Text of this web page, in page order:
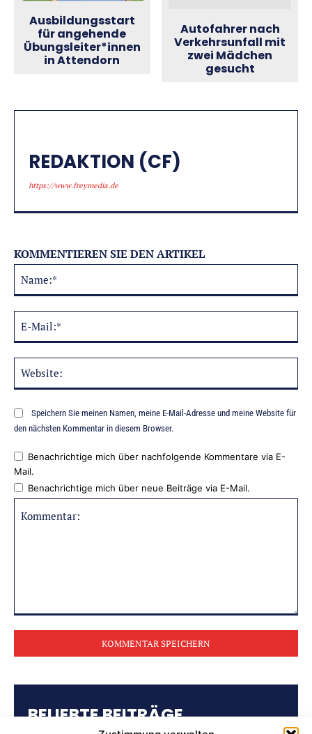
Ausbildungsstart
für angehende
Übungsleiter*innen
in Attendorn
Autofahrer nach
Verkehrsunfall mit
zwei Mädchen
gesucht
REDAKTION (CF)
https://www.freymedia.de
KOMMENTIEREN SIE DEN ARTIKEL
Speichern Sie meinen Namen, meine E-Mail-Adresse und meine Website für
den nächsten Kommentar in diesem Browser.
Benachrichtige mich über nachfolgende Kommentare via E-
Mail.
Benachrichtige mich über neue Beiträge via E-Mail.
BELIEBTE BEITRÄGE